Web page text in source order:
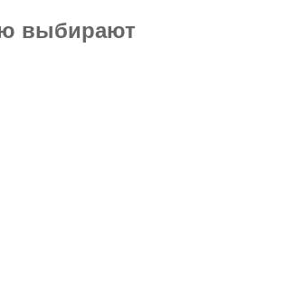
выбирают